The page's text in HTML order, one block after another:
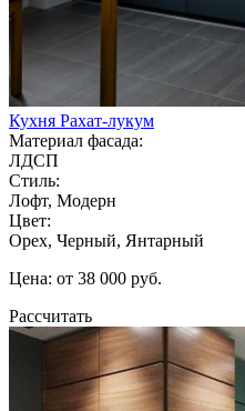
Кухня Рахат-лукум
Материал фасада:
ЛДСП
Стиль:
Лофт, Модерн
Цвет:
Орех, Черный, Янтарный
Цена: от 38 000 руб.
Рассчитать